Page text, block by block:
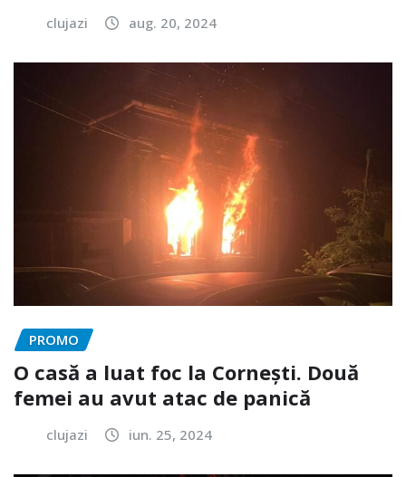
clujazi aug. 20, 2024
PROMO
O casă a luat foc la Cornești. Două
femei au avut atac de panică
clujazi iun. 25, 2024